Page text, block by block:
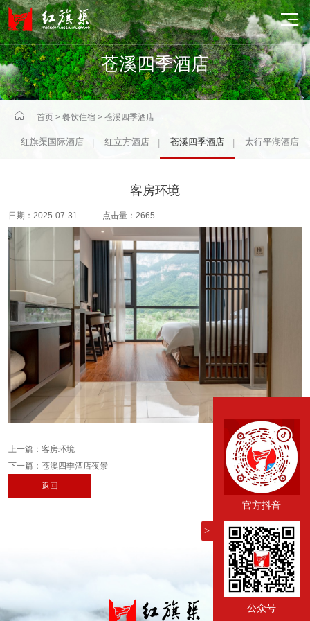

苍溪四季酒店
 首页 > 餐饮住宿 > 苍溪四季酒店
红旗渠国际酒店 红立方酒店 苍溪四季酒店 太行平湖酒店
客房环境
日期：2025-07-31 点击量：2665
上一篇： 客房环境
下一篇： 苍溪四季酒店夜景
返回
>
官方抖音
公众号